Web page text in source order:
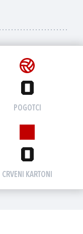
0
POGOTCI
0
CRVENI KARTONI